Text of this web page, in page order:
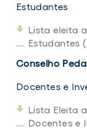
os
de
do
ULisboa
de
Conselho
Científico,
Conselho
Estudantes
Lista eleita
Estudantes
Conselho
Docentes e
Lista Eleita
Docentes e